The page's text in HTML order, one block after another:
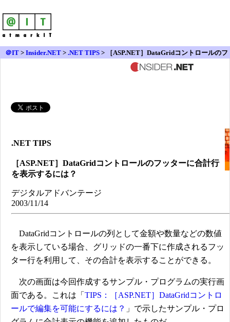
＠IT > Insider.NET > .NET TIPS > ［ASP.NET］DataGridコントロールのフ
.NET TIPS
［ASP.NET］DataGridコントロールのフッターに合計行
を表示するには？
デジタルアドバンテージ
2003/11/14
DataGridコントロールの列として金額や数量などの数値
を表示している場合、グリッドの一番下に作成されるフッ
ター行を利用して、その合計を表示することができる。
次の画面は今回作成するサンプル・プログラムの実行画
面である。これは「 TIPS：［ASP.NET］DataGridコントロ
ールで編集を可能にするには？ 」で示したサンプル・プロ